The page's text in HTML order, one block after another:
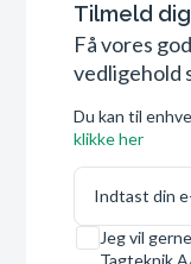
Tilmeld
Få vores
vedligehold
Du kan til
klikke her
E-mail
Samtykke
Jeg vil